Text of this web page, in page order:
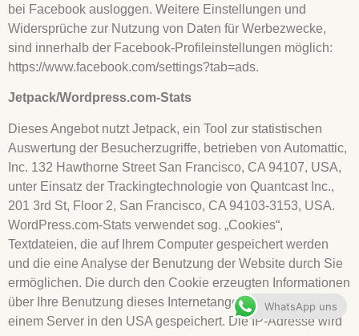
bei Facebook ausloggen. Weitere Einstellungen und
Widersprüche zur Nutzung von Daten für Werbezwecke,
sind innerhalb der Facebook-Profileinstellungen möglich:
https://www.facebook.com/settings?tab=ads.
Jetpack/Wordpress.com-Stats
Dieses Angebot nutzt Jetpack, ein Tool zur statistischen
Auswertung der Besucherzugriffe, betrieben von Automattic,
Inc. 132 Hawthorne Street San Francisco, CA 94107, USA,
unter Einsatz der Trackingtechnologie von Quantcast Inc.,
201 3rd St, Floor 2, San Francisco, CA 94103-3153, USA.
WordPress.com-Stats verwendet sog. „Cookies“,
Textdateien, die auf Ihrem Computer gespeichert werden
und die eine Analyse der Benutzung der Website durch Sie
ermöglichen. Die durch den Cookie erzeugten Informationen
über Ihre Benutzung dieses Internetangebotes werden auf
einem Server in den USA gespeichert. Die IP-Adresse wird
WhatsApp uns